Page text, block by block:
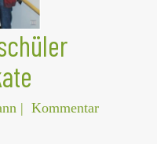
| Kommentar